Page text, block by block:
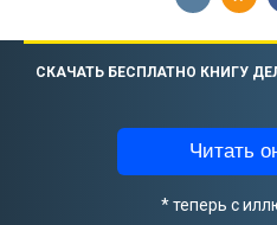
СКАЧАТЬ БЕСПЛАТНО КНИГУ
Читать
* теперь с